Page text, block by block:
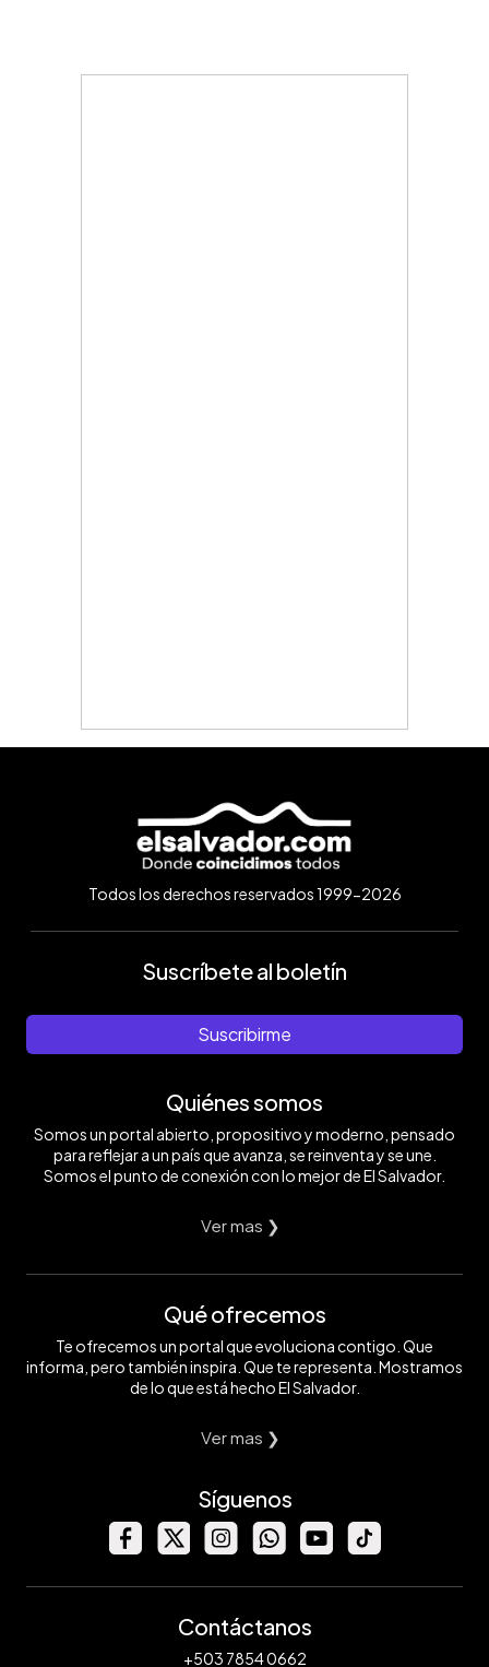
Todos los derechos reservados 1999-2026
Suscríbete al boletín
Suscribirme
Quiénes somos
Somos un portal abierto, propositivo y moderno, pensado
para reflejar a un país que avanza, se reinventa y se une.
Somos el punto de conexión con lo mejor de El Salvador.
Ver mas ❯
Qué ofrecemos
Te ofrecemos un portal que evoluciona contigo. Que
informa, pero también inspira. Que te representa. Mostramos
de lo que está hecho El Salvador.
Ver mas ❯
Síguenos
Contáctanos
+503 7854 0662